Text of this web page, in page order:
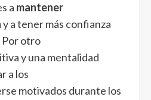
a mantener
y a tener más confianza
Por otro
y una mentalidad
a los
motivados durante los